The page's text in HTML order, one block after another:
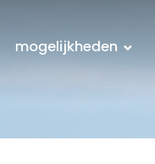
mogelijkheden